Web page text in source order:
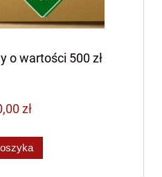
o wartości 500 zł
zł